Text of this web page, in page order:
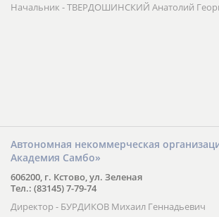
Начальник - ТВЕРДОШИНСКИЙ Анатолий
Автономная некоммерческая
Академия Самбо»
606200, г. Кстово, ул. Зеленая
Тел.: (83145) 7-79-74
Директор - БУРДИКОВ Михаил Геннадьевич